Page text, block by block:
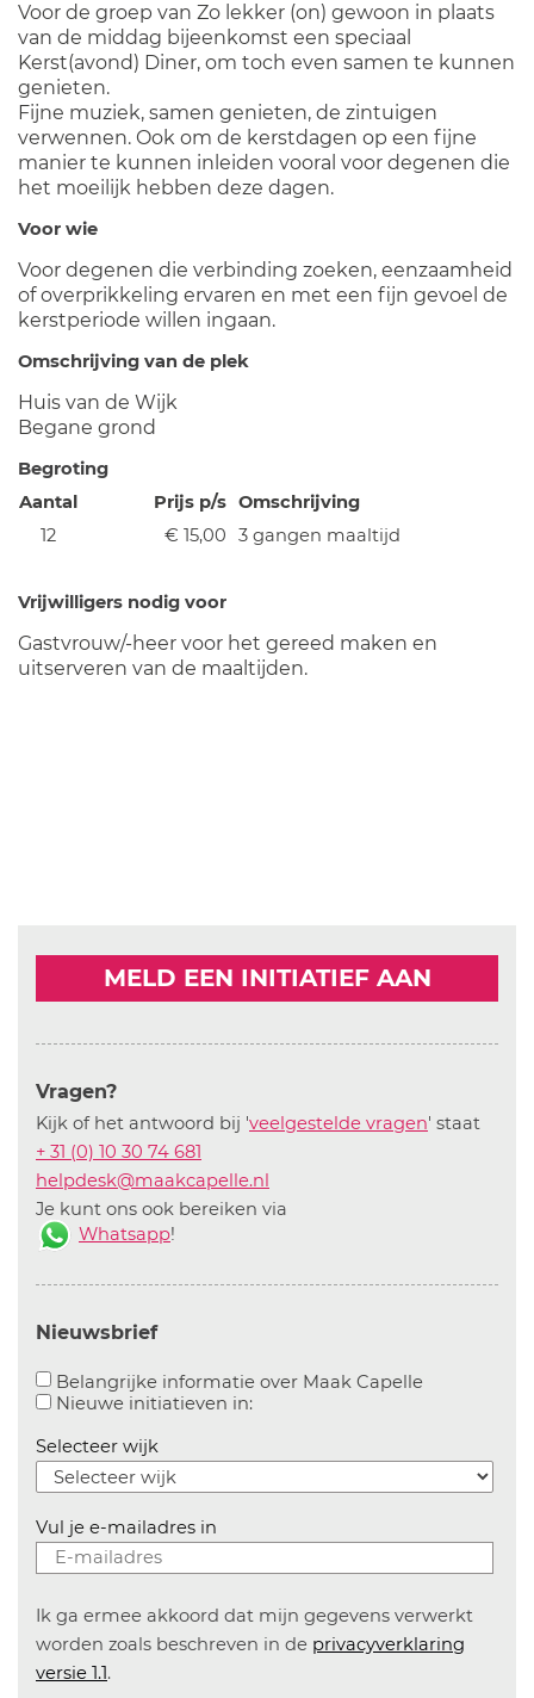
Voor de groep van Zo lekker (on) gewoon in plaats
van de middag bijeenkomst een speciaal
Kerst(avond) Diner, om toch even samen te kunnen
genieten.
Fijne muziek, samen genieten, de zintuigen
verwennen. Ook om de kerstdagen op een fijne
manier te kunnen inleiden vooral voor degenen die
het moeilijk hebben deze dagen.
Voor wie
Voor degenen die verbinding zoeken, eenzaamheid
of overprikkeling ervaren en met een fijn gevoel de
kerstperiode willen ingaan.
Omschrijving van de plek
Huis van de Wijk
Begane grond
Begroting
Aantal
Prijs p/s Omschrijving
12
€ 15,00 3 gangen maaltijd
Vrijwilligers nodig voor
Gastvrouw/-heer voor het gereed maken en
uitserveren van de maaltijden.
MELD EEN INITIATIEF AAN
Vragen?
Kijk of het antwoord bij 'veelgestelde vragen' staat
+ 31 (0) 10 30 74 681
helpdesk@maakcapelle.nl
Je kunt ons ook bereiken via
Whatsapp!
Nieuwsbrief
Belangrijke informatie over Maak CapelleAanvinken
Nieuwe initiatieven in:Aanvinken om informatie over
Selecteer wijk
Vul je e-mailadres in
Ik ga ermee akkoord dat mijn gegevens verwerkt
worden zoals beschreven in de privacyverklaring
versie 1.1.